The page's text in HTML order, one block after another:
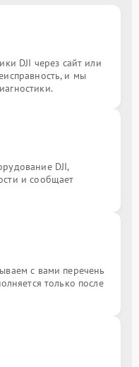
DJI через сайт или
и мы
DJI,
и сообщает
с вами перечень
только после